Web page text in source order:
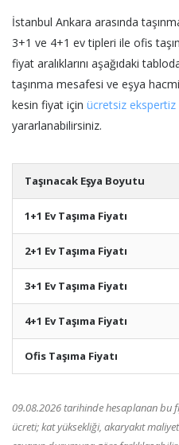
İstanbul Ankara arasında
3+1 ve 4+1 ev tipleri ile ofis
fiyat aralıklarını aşağıdaki
taşınma mesafesi ve eşya
kesin fiyat için ücretsiz
yararlanabilirsiniz.
Taşınacak Eşya Boyutu
1+1 Ev Taşıma Fiyatı
2+1 Ev Taşıma Fiyatı
3+1 Ev Taşıma Fiyatı
4+1 Ev Taşıma Fiyatı
Ofis Taşıma Fiyatı
09.08.2026 tarihinde hesaplanan
ücreti; kat yüksekliği, akaryakıt